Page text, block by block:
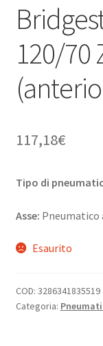
120/70
117,18€
Tipo di
Asse: Pneumatico
Esaurito
COD: 3286341835519
Categoria: